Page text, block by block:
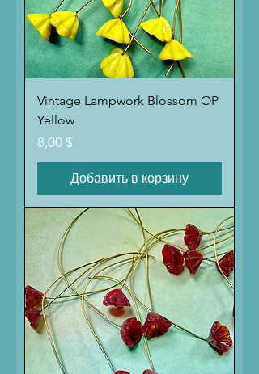
Vintage Lampwork Blossom OP
Yellow
Цена
8,00 $
Добавить в корзину